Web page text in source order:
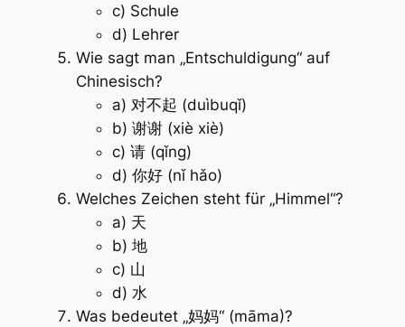
c) Schule
d) Lehrer
Wie sagt man „Entschuldigung“ auf
Chinesisch?
a) 对不起 (duìbuqǐ)
b) 谢谢 (xiè xiè)
c) 请 (qǐng)
d) 你好 (nǐ hǎo)
Welches Zeichen steht für „Himmel“?
a) 天
b) 地
c) 山
d) 水
Was bedeutet „妈妈“ (māma)?